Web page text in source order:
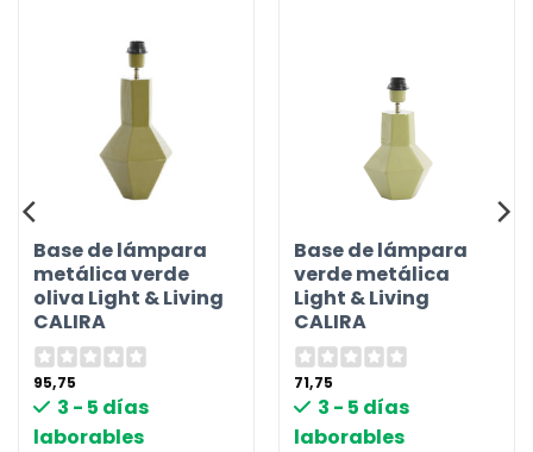
Base de lámpara
metálica verde
oliva Light & Living
CALIRA
95,75
3 - 5 días
laborables
Base de lámpara
verde metálica
Light & Living
CALIRA
71,75
3 - 5 días
laborables